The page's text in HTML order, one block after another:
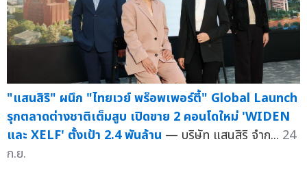
"แสนสิริ" ผนึก "ไทยเวย์ พร็อพเพอร์ตี้" Global Launch
รุกตลาดต่างชาติเต็มสูบ เปิดขาย 2 คอนโดใหม่ 'WIDEN
และ XELF' ตั้งเป้า 2.4 พันล้าน — บริษัท แสนสิริ จำก... 24
ก.ย.